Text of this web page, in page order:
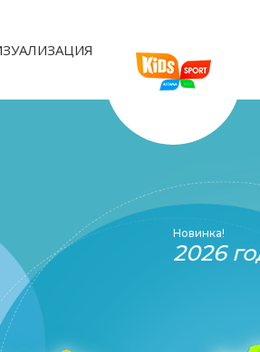
Новинка!
2026